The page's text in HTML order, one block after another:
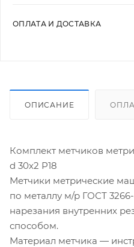
ОПЛАТА И ДОСТАВКА
ОПИСАНИЕ
Комплект метчиков
d 30х2 Р18
Метчики метрические
по металлу м/р ГОСТ
нарезания внутренних
способом.
Материал метчика —